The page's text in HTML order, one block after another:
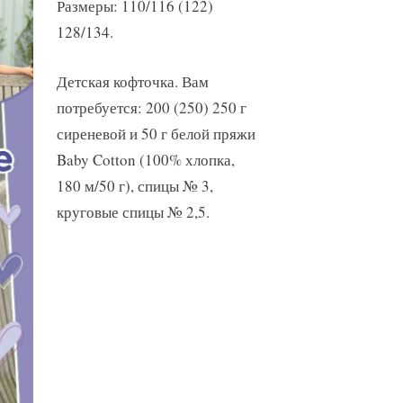
Размеры: 110/116 (122)
128/134.
Детская кофточка. Вам
потребуется: 200 (250) 250 г
сиреневой и 50 г белой пряжи
Baby Cotton (100% хлопка,
180 м/50 г), спицы № 3,
круговые спицы № 2,5.